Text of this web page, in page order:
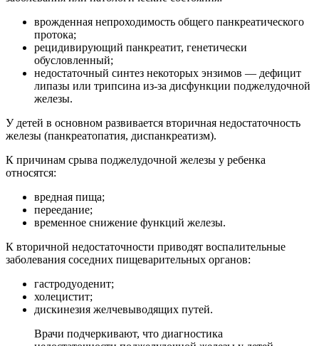
врожденная непроходимость общего панкреатического
протока;
рецидивирующий панкреатит, генетически
обусловленный;
недостаточный синтез некоторых энзимов — дефицит
липазы или трипсина из-за дисфункции поджелудочной
железы.
У детей в основном развивается вторичная недостаточность
железы (панкреатопатия, диспанкреатизм).
К причинам срыва поджелудочной железы у ребенка
относятся:
вредная пища;
переедание;
временное снижение функций железы.
К вторичной недостаточности приводят воспалительные
заболевания соседних пищеварительных органов:
гастродуоденит;
холецистит;
дискинезия желчевыводящих путей.
Врачи подчеркивают, что диагностика